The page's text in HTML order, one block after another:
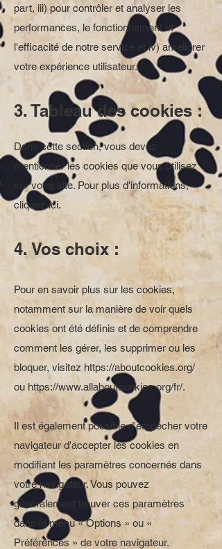
part, iii) pour contrôler et analyser les
performances, le fonctionnement et
l'efficacité de notre service et iv) améliorer
votre expérience utilisateur.
3. Tableau des cookies :
Dans cette section, vous devez
mentionner les cookies que vous utilisez
sur votre site. Pour plus d'informations,
cliquez ici.
4. Vos choix :
Pour en savoir plus sur les cookies,
notamment sur la manière de voir quels
cookies ont été définis et de comprendre
comment les gérer, les supprimer ou les
bloquer, visitez https://aboutcookies.org/
ou https://www.allaboutcookies.org/fr/.
Il est également possible d'empêcher votre
navigateur d'accepter les cookies en
modifiant les paramètres concernés dans
votre navigateur. Vous pouvez
généralement trouver ces paramètres
dans le menu « Options » ou «
Préférences » de votre navigateur.